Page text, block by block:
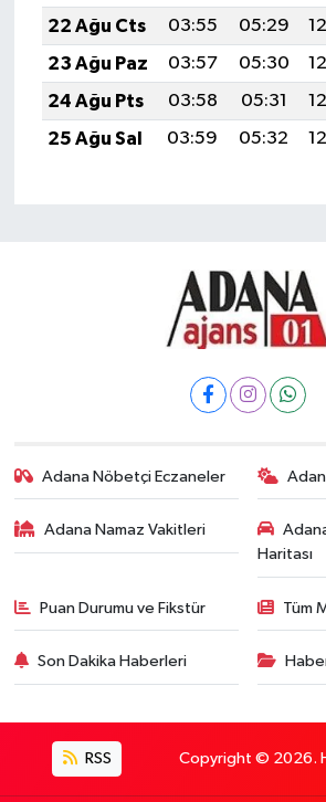
22 Ağu Cts
03:55 05:29
23 Ağu Paz
03:57 05:30
24 Ağu Pts
03:58 05:31
25 Ağu Sal
03:59 05:32
Adana Nöbetçi Eczaneler
Adana Namaz Vakitleri
Haritası
Puan Durumu ve Fikstür Tüm
Son Dakika Haberleri
RSS Copyright © 2026.